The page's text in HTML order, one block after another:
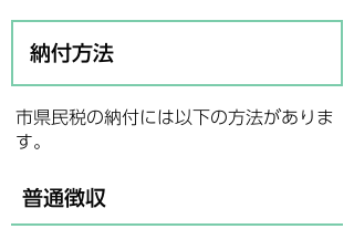
納付方法
市県民税の納付には以下の方法がありま
す。
普通徴収